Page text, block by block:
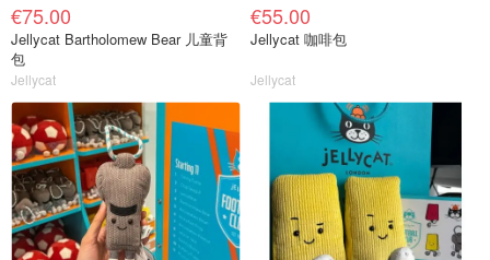
€75.00
Jellycat Bartholomew Bear 儿童背
包
Jellycat
€55.00
Jellycat 咖啡包
Jellycat